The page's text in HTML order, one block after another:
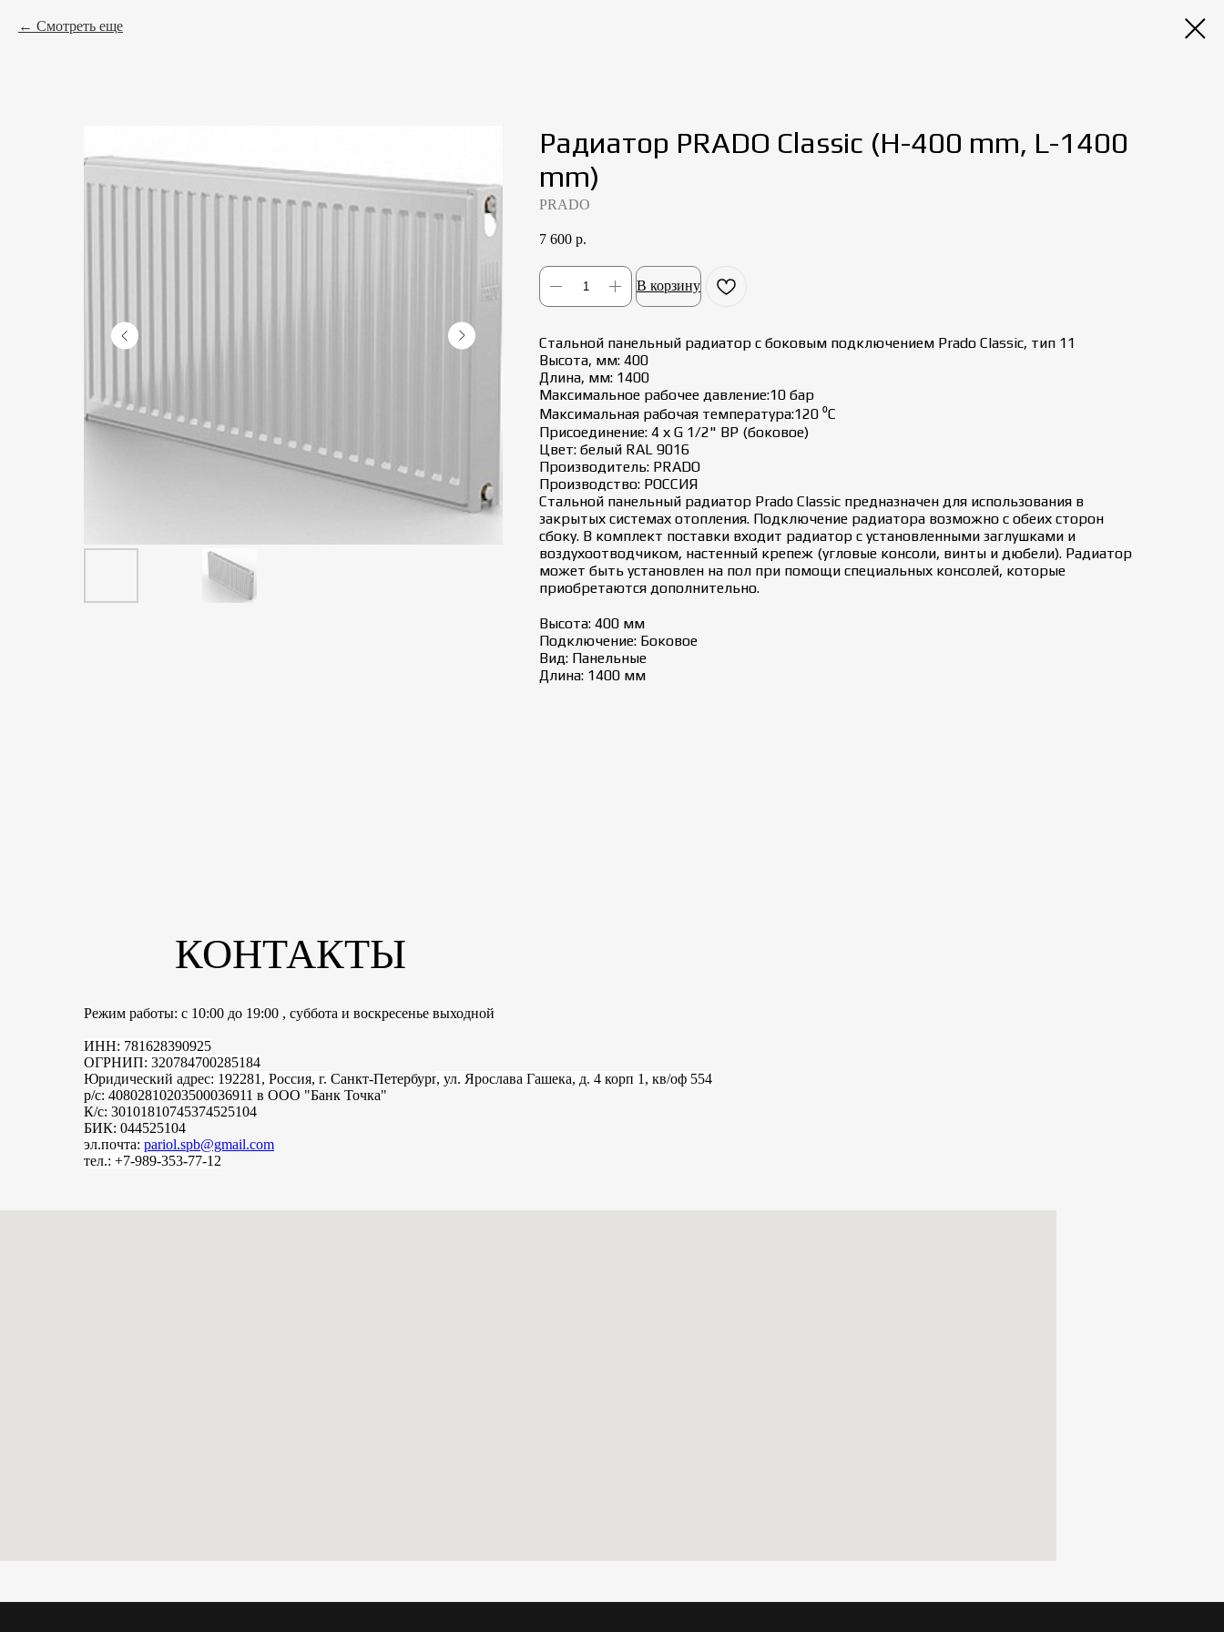
Смотреть еще
Радиатор PRADO Classic (H-400 mm, L-1400
mm)
PRADO
7 600 р.
В корзину
Стальной панельный радиатор с боковым подключением Prado Classic, тип 11
Высота, мм: 400
Длина, мм: 1400
Максимальное рабочее давление:10 бар
Максимальная рабочая температура:120 ⁰С
Присоединение: 4 х G 1/2" ВР (боковое)
Цвет: белый RAL 9016
Производитель: PRADO
Производство: РОССИЯ
Стальной панельный радиатор Prado Classic предназначен для использования в
закрытых системах отопления. Подключение радиатора возможно с обеих сторон
сбоку. В комплект поставки входит радиатор с установленными заглушками и
воздухоотводчиком, настенный крепеж (угловые консоли, винты и дюбели). Радиатор
может быть установлен на пол при помощи специальных консолей, которые
приобретаются дополнительно.
Высота: 400 мм
Подключение: Боковое
Вид: Панельные
Длина: 1400 мм
КОНТАКТЫ
Режим работы: с 10:00 до 19:00 , суббота и воскресенье выходной
ИНН: 781628390925
ОГРНИП: 320784700285184
Юридический адрес: 192281, Россия, г. Санкт-Петербург, ул. Ярослава Гашека, д. 4 корп 1, кв/оф 554
р/с: 40802810203500036911 в ООО "Банк Точка"
К/с: 30101810745374525104
БИК: 044525104
эл.почта: pariol.spb@gmail.com
тел.: +7-989-353-77-12